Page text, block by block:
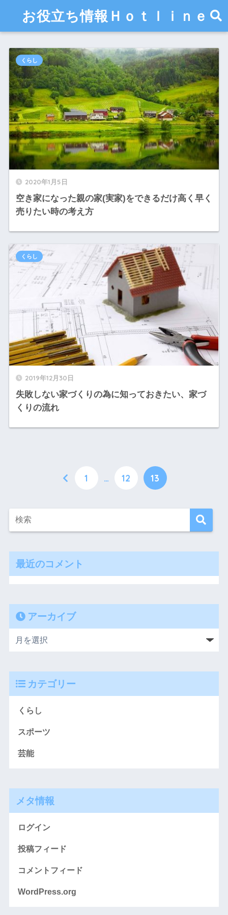
お役立ち情報Ｈｏｔｌｉｎｅ
2020年1月5日
空き家になった親の家(実家)をできるだけ高く早く
売りたい時の考え方
くらし
2019年12月30日
失敗しない家づくりの為に知っておきたい、家づ
くりの流れ
くらし
1 … 12 13
最近のコメント
アーカイブ
カテゴリー
くらし
スポーツ
芸能
メタ情報
ログイン
投稿フィード
コメントフィード
WordPress.org